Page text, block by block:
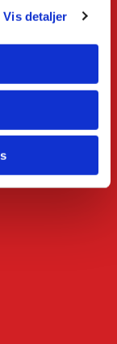
Vis detaljer